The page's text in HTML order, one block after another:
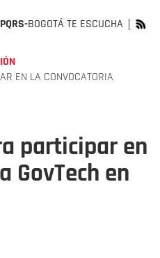
PQRS-BOGOTÁ TE ESCUCHA
EN LA CONVOCATORIA
participar en
GovTech en